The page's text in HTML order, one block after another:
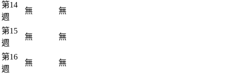
第14
週
無 無
第15
週
無 無
第16
週
無 無